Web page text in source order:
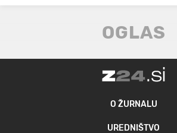
O ŽURNALU
UREDNIŠTVO